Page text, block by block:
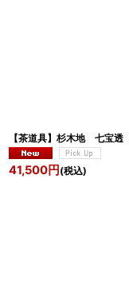
【茶道具】杉木地 七
41,500円 (税込)